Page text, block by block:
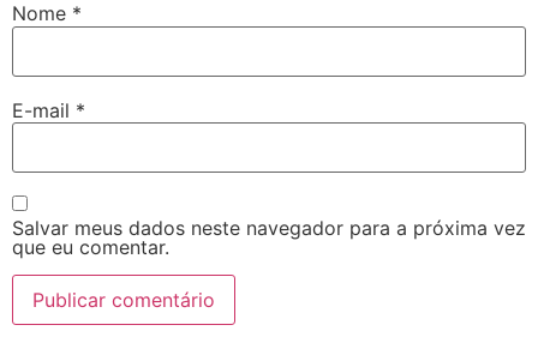
Nome *
E-mail *
Salvar meus dados neste navegador para a próxima vez
que eu comentar.